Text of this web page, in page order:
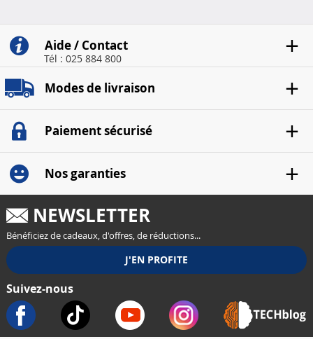
Aide / Contact
Tél : 025 884 800
Modes de livraison
Paiement sécurisé
Nos garanties
NEWSLETTER
Bénéficiez de cadeaux, d'offres, de réductions...
Suivez-nous